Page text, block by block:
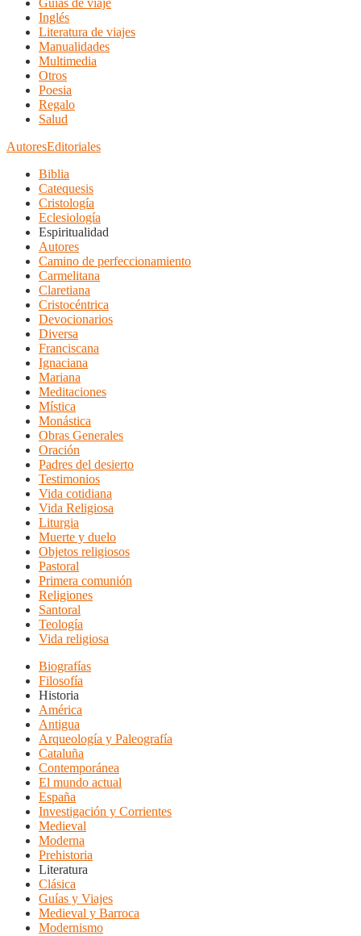
Guías de viaje
Inglés
Literatura de viajes
Manualidades
Multimedia
Otros
Poesia
Regalo
Salud
AutoresEditoriales
Biblia
Catequesis
Cristología
Eclesiología
Espiritualidad
Autores
Camino de perfeccionamiento
Carmelitana
Claretiana
Cristocéntrica
Devocionarios
Diversa
Franciscana
Ignaciana
Mariana
Meditaciones
Mística
Monástica
Obras Generales
Oración
Padres del desierto
Testimonios
Vida cotidiana
Vida Religiosa
Liturgia
Muerte y duelo
Objetos religiosos
Pastoral
Primera comunión
Religiones
Santoral
Teología
Vida religiosa
Biografías
Filosofía
Historia
América
Antigua
Arqueología y Paleografía
Cataluña
Contemporánea
El mundo actual
España
Investigación y Corrientes
Medieval
Moderna
Prehistoria
Literatura
Clásica
Guías y Viajes
Medieval y Barroca
Modernismo